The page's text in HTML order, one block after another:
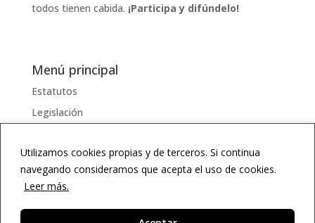
Utilizamos cookies propias y de terceros. Si continua
navegando consideramos que acepta el uso de cookies.
Leer más.
todos tienen cabida. ¡Participa y difúndelo!
Menú principal
Estatutos
Legislación
Documentos
Enlaces